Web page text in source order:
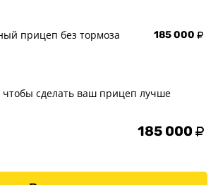
прицеп без тормоза
185 000
сделать ваш прицеп лучше
185 000